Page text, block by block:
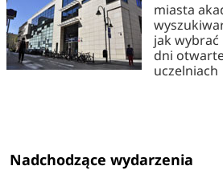
miasta
jak wybrać
dni
uczelniach
Nadchodzące wydarzenia